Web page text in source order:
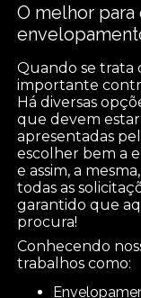
O melhor
Quando se trata
importante
Há diversas
que devem
apresentadas
escolher bem a
e assim, a
todas as
garantido que
procura!
Conhecendo
trabalhos como: